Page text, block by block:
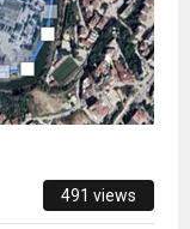
491 views